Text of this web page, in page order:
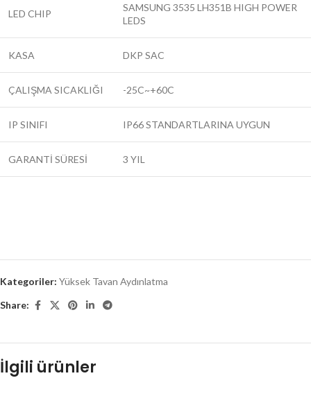
LED CHIP
SAMSUNG 3535 LH351B HIGH POWER
LEDS
KASA DKP SAC
ÇALIŞMA SICAKLIĞI -25C~+60C
IP SINIFI IP66 STANDARTLARINA UYGUN
GARANTİ SÜRESİ 3 YIL
Kategoriler: Yüksek Tavan Aydınlatma
Share:
İlgili ürünler